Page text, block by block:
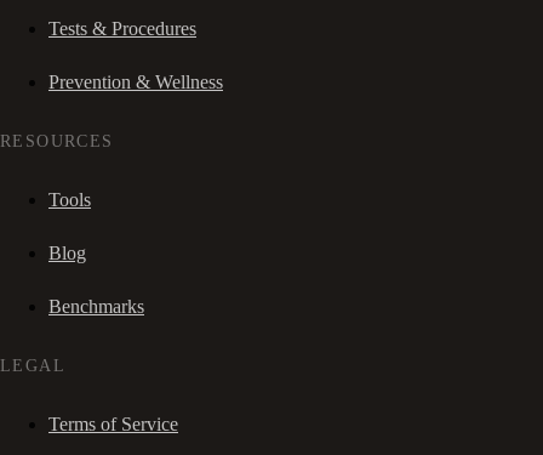
Tests & Procedures
Prevention & Wellness
RESOURCES
Tools
Blog
Benchmarks
LEGAL
Terms of Service